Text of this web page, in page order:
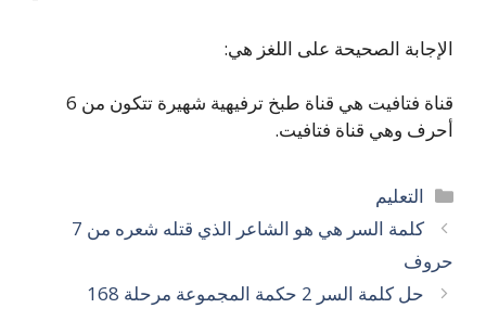
الإجابة الصحيحة على اللغز هي:
قناة فتافيت هي قناة طبخ ترفيهية شهيرة تتكون من 6
أحرف وهي قناة فتافيت.
التصنيفات
التعليم
كلمة السر هي هو الشاعر الذي قتله شعره من 7
حروف
حل كلمة السر 2 حكمة المجموعة مرحلة 168